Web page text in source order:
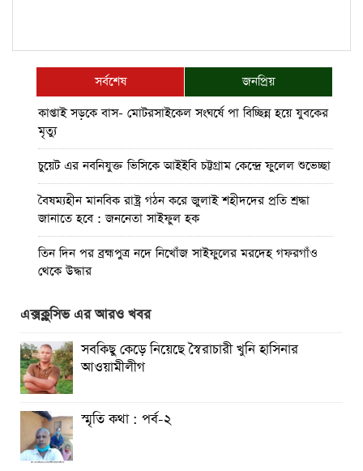
সর্বশেষ
জনপ্রিয়
কাপ্তাই সড়কে বাস- মোটরসাইকেল সংঘর্ষে পা বিচ্ছিন্ন হয়ে যুবকের
মৃত্যু
চুয়েট এর নবনিযুক্ত ভিসিকে আইইবি চট্টগ্রাম কেন্দ্রে ফুলেল শুভেচ্ছা
বৈষম্যহীন মানবিক রাষ্ট্র গঠন করে জুলাই শহীদদের প্রতি শ্রদ্ধা
জানাতে হবে : জননেতা সাইফুল হক
তিন দিন পর ব্রহ্মপুত্র নদে নিখোঁজ সাইফুলের মরদেহ গফরগাঁও
থেকে উদ্ধার
ব্রহ্মপুত্র নদে নিখোঁজ কৃষকের সন্ধান মেলেনি
রাঙ্গুনিয়ায় জুলাই গণঅভ্যুত্থান দিবস পালিত
পার্বতীপুরে জুলাই গণঅভ্যুত্থান দিবস পালন
আত্রাইয়ে যথাযোগ্য মর্যাদায় ‘জুলাই গণঅভ্যুত্থান দিবস’ পালিত
ঝালকাঠিতে জুলাই গণঅভ্যুত্থান দিবস পালিত
এক্সক্লুসিভ এর আরও খবর
সবকিছু কেড়ে নিয়েছে স্বৈরাচারী খুনি হাসিনার
আওয়ামীলীগ
স্মৃতি কথা : পর্ব-২